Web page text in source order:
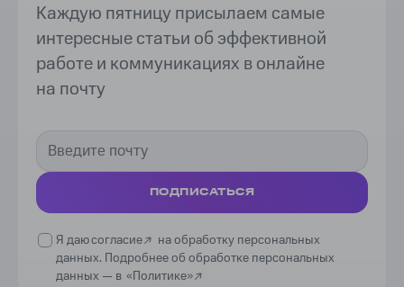
Каждую пятницу присылаем самые
интересные статьи об эффективной
работе и коммуникациях в онлайне
на почту
ПОДПИСАТЬСЯ
Я даюсогласие
на обработку персональных
данных. Подробнее об обработке персональных
данных — в «Политике»